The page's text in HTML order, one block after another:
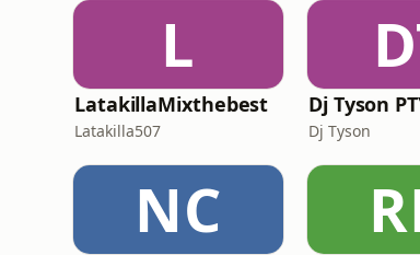
L
LatakillaMixthebest
Latakilla507
Dj Tyson
Dj Tyson
NC